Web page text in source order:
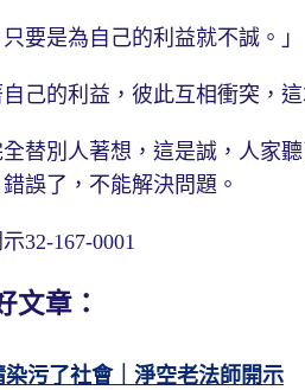
要是為自己的利益就不誠。」
己的利益，彼此互相衝突，這
替別人著想，這是誠，人家
誤了，不能解決問題。
32-167-0001
文章：
污了社會｜淨空老法師開示